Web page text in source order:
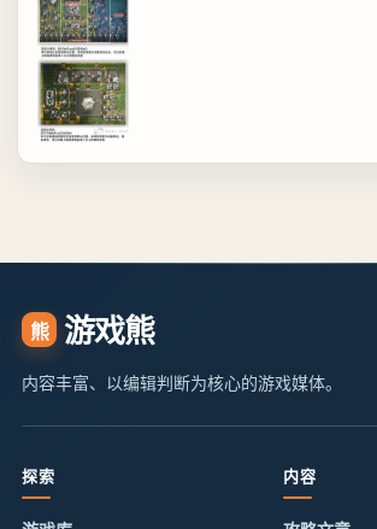
熊 游戏熊
内容丰富、以编辑判断为核心的游戏媒体。
探索 内容